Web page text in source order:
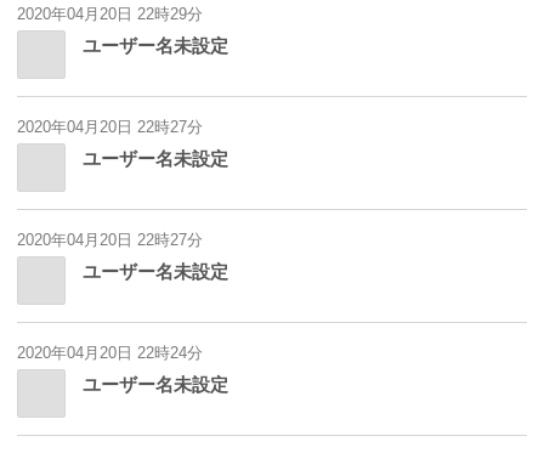
2020年04月20日 22時29分
ユーザー名未設定
2020年04月20日 22時27分
ユーザー名未設定
2020年04月20日 22時27分
ユーザー名未設定
2020年04月20日 22時24分
ユーザー名未設定